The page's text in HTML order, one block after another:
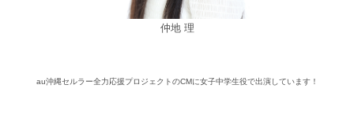
仲地 理
au沖縄セルラー全力応援プロジェクトのCMに女子中学生役で出演しています！